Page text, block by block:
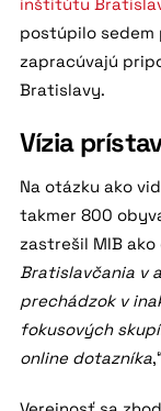
postúpilo sedem
zapracúvajú
Bratislavy.
Vízia
Na otázku ako
takmer 800
zastrešil MIB
Bratislavčania v
prechádzok v
fokusových
online dotazníka